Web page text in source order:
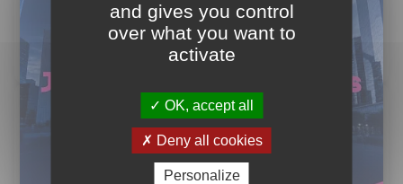
Paris, Présentiel/Distanciel
Hugues BEAUGRAND + 2
Comptabilité des opérations de marché :
l’essentiel
Réf : 106 | Dates : 14/12/2026 + 1 à venir
Banque > Comptabilité, contrôle de gestion et
and gives you control
over what you want to
activate
OK, accept all
Deny all cookies
Personalize